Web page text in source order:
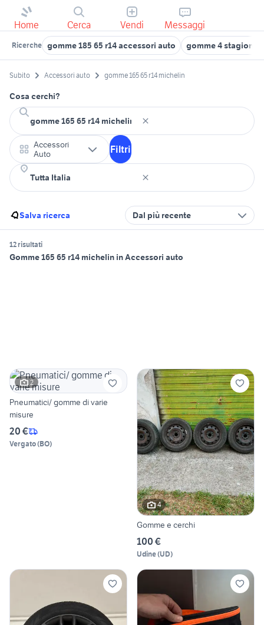
Home Cerca Vendi Messaggi
Ricerche gomme 185 65 r14 accessori auto gomme 4 stagioni
Subito Accessori auto gomme 165 65 r14 michelin
Cosa cerchi?
Accessori
Auto
Filtri
Salva ricerca Dal più recente
12 risultati
Gomme 165 65 r14 michelin in Accessori auto
2
Pneumatici/ gomme di varie
misure
20 €
Vergato(BO)
4
Gomme e cerchi
100 €
Udine(UD)